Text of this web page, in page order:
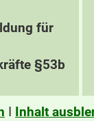
für
§53b
I Inhalt